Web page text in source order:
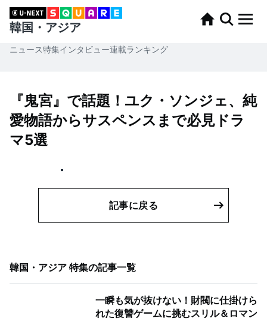
韓国・アジア
ニュース特集インタビュー連載ランキング
『鬼宮』で話題！ユク・ソンジェ、純
愛物語からサスペンスまで必見ドラ
マ5選
記事に戻る
韓国・アジア 特集の記事一覧
一瞬も気が抜けない！財閥に仕掛けら
れた復讐ゲームに挑むスリル＆ロマン